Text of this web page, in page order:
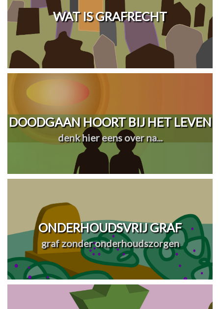
WAT IS GRAFRECHT
DOODGAAN HOORT BIJ HET LEVEN
denk hier eens over na...
ONDERHOUDSVRIJ GRAF
graf zonder onderhoudszorgen